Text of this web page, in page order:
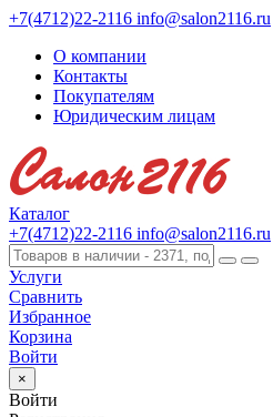
+7(4712)22-2116 info@salon2116.ru
О компании
Контакты
Покупателям
Юридическим лицам
Каталог
+7(4712)22-2116 info@salon2116.ru
Услуги
Сравнить
Избранное
Корзина
Войти
×
Войти